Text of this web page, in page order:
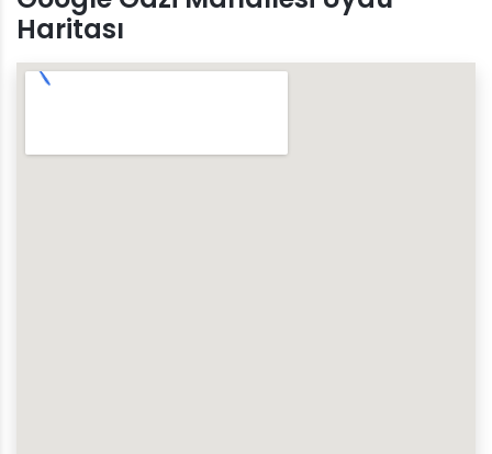
Haritası